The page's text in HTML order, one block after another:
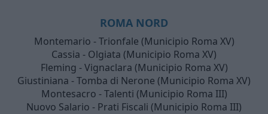
ROMA NORD
Montemario - Trionfale (Municipio Roma XV)
Cassia - Olgiata (Municipio Roma XV)
Fleming - Vignaclara (Municipio Roma XV)
Giustiniana - Tomba di Nerone (Municipio Roma XV)
Montesacro - Talenti (Municipio Roma III)
Nuovo Salario - Prati Fiscali (Municipio Roma III)